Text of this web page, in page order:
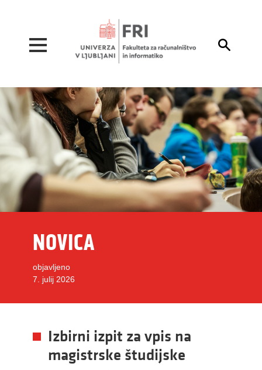

NOVICA
objavljeno
7. julij 2026
Izbirni izpit za vpis na
magistrske študijske